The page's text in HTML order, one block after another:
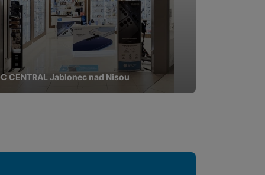
CENTRAL Jablonec nad Nisou